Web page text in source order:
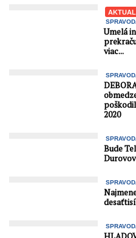
Umelá
viac...
2020
Bude